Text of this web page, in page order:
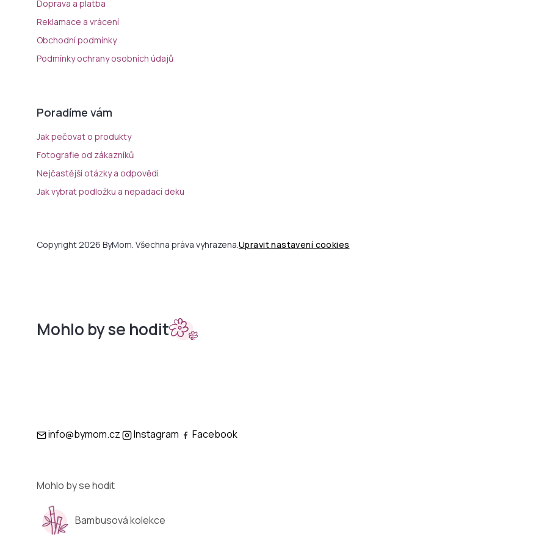
Doprava a platba
Reklamace a vrácení
Obchodní podmínky
Podmínky ochrany osobních údajů
Poradíme vám
Jak pečovat o produkty
Fotografie od zákazníků
Nejčastější otázky a odpovědi
Jak vybrat podložku a nepadací deku
Copyright 2026 ByMom. Všechna práva vyhrazena.Upravit nastavení cookies
Mohlo by se hodit
info@bymom.cz Instagram Facebook
Mohlo by se hodit
Bambusová kolekce